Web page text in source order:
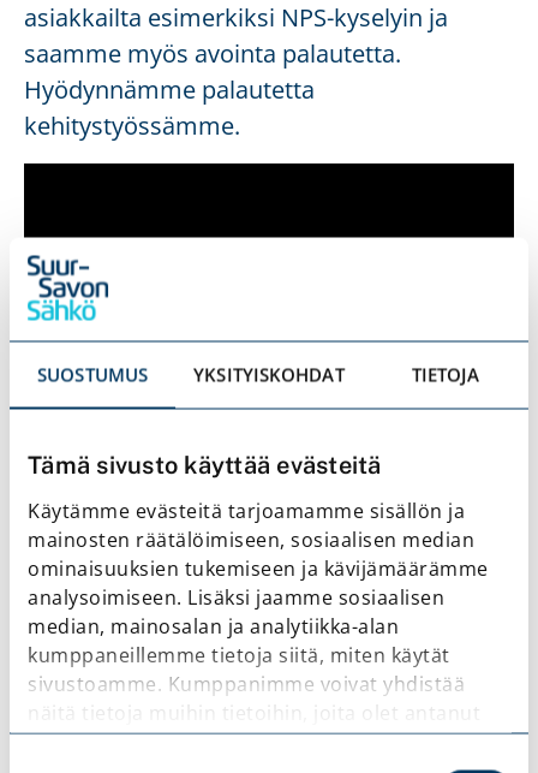
SUOSTUMUS YKSITYISKOHDAT TIETOJA
Tämä sivusto käyttää evästeitä
Käytämme evästeitä tarjoamamme sisällön ja
mainosten räätälöimiseen, sosiaalisen median
ominaisuuksien tukemiseen ja kävijämäärämme
analysoimiseen. Lisäksi jaamme sosiaalisen
median, mainosalan ja analytiikka-alan
kumppaneillemme tietoja siitä, miten käytät
sivustoamme. Kumppanimme voivat yhdistää
näitä tietoja muihin tietoihin, joita olet antanut
heille tai joita on kerätty, kun olet käyttänyt
asiakkailta esimerkiksi NPS-kyselyin ja
saamme myös avointa palautetta.
Hyödynnämme palautetta
kehitystyössämme.
Kestävää energiankäyttöä
Haluamme edistää toiminnallamme
asiakkaidemme kestävää energiankäyttöä
ja varmistaa, että asiakkaillamme on
riittävästi tietoa omasta energiankäytöstään